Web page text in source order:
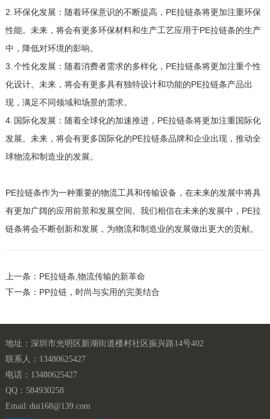
2. 环保化发展：随着环保意识的不断提高，PE拉链条将更加注重环保
性能。未来，将会有更多环保材料和生产工艺应用于PE拉链条的生产
中，降低对环境的影响。
3. 个性化发展：随着消费者需求的多样化，PE拉链条将更加注重个性
化设计。未来，将会有更多具有独特设计和功能的PE拉链条产品出
现，满足不同领域和场景的需求。
4. 国际化发展：随着全球化的加速推进，PE拉链条将更加注重国际化
发展。未来，将会有更多国际化的PE拉链条品牌和企业出现，推动全
球物流和制造业的发展。
PE拉链条作为一种重要的物流工具和传输设备，在未来的发展中将具
有更加广阔的应用前景和发展空间。我们相信在未来的发展中，PE拉
链条将会不断创新和发展，为物流和制造业的发展做出更大的贡献。
上一条：PE拉链条,物流传输的新革命
下一条：PP拉链，时尚与实用的完美结合
地址：深圳市光明区新湖街道楼村社区振兴路14号402
联系人：13480625427
电话：13480625427
QQ：584930258
Email: dui168@139.com